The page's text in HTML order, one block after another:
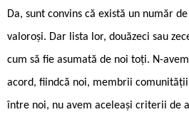
Da, sunt con­vins că există un nu­măr
valoroși. Dar lista lor, douăzeci sau
cum să fie asumată de noi toți. N-
acord, fiindcă noi, membrii
între noi, nu avem aceleași criterii de